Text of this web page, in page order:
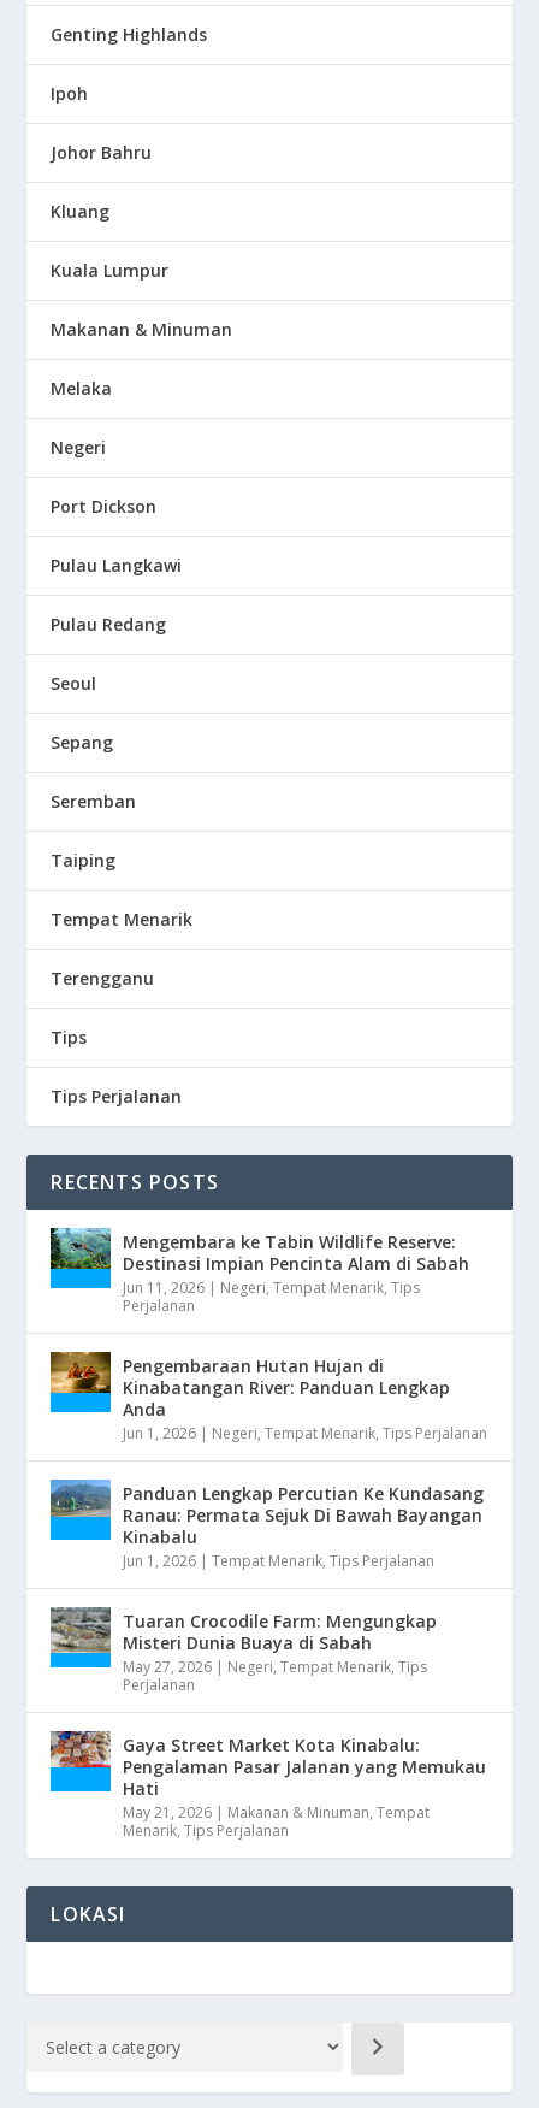
Genting Highlands
Ipoh
Johor Bahru
Kluang
Kuala Lumpur
Makanan & Minuman
Melaka
Negeri
Port Dickson
Pulau Langkawi
Pulau Redang
Seoul
Sepang
Seremban
Taiping
Tempat Menarik
Terengganu
Tips
Tips Perjalanan
RECENTS POSTS
Mengembara ke Tabin Wildlife Reserve:
Destinasi Impian Pencinta Alam di Sabah
Jun 11, 2026 | Negeri,Tempat Menarik,Tips
Perjalanan
Pengembaraan Hutan Hujan di
Kinabatangan River: Panduan Lengkap
Anda
Jun 1, 2026 | Negeri,Tempat Menarik,Tips Perjalanan
Panduan Lengkap Percutian Ke Kundasang
Ranau: Permata Sejuk Di Bawah Bayangan
Kinabalu
Jun 1, 2026 |Tempat Menarik,Tips Perjalanan
Tuaran Crocodile Farm: Mengungkap
Misteri Dunia Buaya di Sabah
May 27, 2026 | Negeri,Tempat Menarik,Tips
Perjalanan
Gaya Street Market Kota Kinabalu:
Pengalaman Pasar Jalanan yang Memukau
Hati
May 21, 2026 | Makanan & Minuman,Tempat
Menarik,Tips Perjalanan
LOKASI